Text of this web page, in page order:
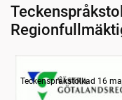
Information om
Teckenspråkstolkad 16